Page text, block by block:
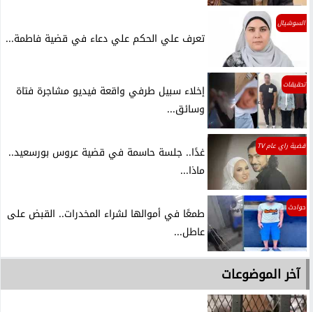
السوشيال
تعرف علي الحكم علي دعاء في قضية فاطمة...
تحقيقات
إخلاء سبيل طرفي واقعة فيديو مشاجرة فتاة
وسائق...
قضية راي عام TV
غدًا.. جلسة حاسمة في قضية عروس بورسعيد..
ماذا...
حوادث
طمعًا في أموالها لشراء المخدرات.. القبض على
عاطل...
آخر الموضوعات